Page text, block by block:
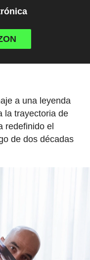
a una leyenda
la trayectoria de
redefinido el
de dos décadas